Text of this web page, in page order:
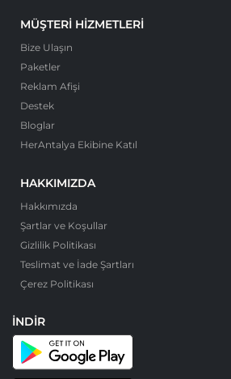
MÜŞTERI HIZMETLERI
Bize Ulaşın
Paketler
Reklam Afişi
Destek
Bloglar
HerAntalya Ekibine Katıl
HAKKIMIZDA
Hakkımızda
Şartlar ve Koşullar
Gizlilik Politikası
Teslimat ve İade Şartları
Çerez Politikası
İNDIR